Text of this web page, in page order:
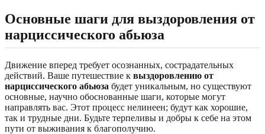
Основные шаги для выздоровления от
нарциссического абьюза
Движение вперед требует осознанных, сострадательных
действий. Ваше путешествие к выздоровлению от
нарциссического абьюза будет уникальным, но существуют
основные, научно обоснованные шаги, которые могут
направлять вас. Этот процесс нелинеен; будут как хорошие,
так и трудные дни. Будьте терпеливы и добры к себе на этом
пути от выживания к благополучию.